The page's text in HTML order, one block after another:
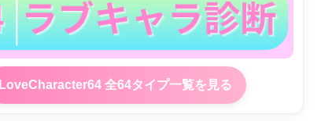
LoveCharacter64 全64タイプ一覧を見る